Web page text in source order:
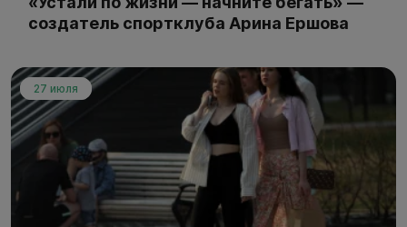
создатель спортклуба Арина Ершова
27 июля